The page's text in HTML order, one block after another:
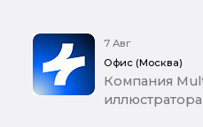
7 Авг
Офис (Москва)
Компания
иллюстратора